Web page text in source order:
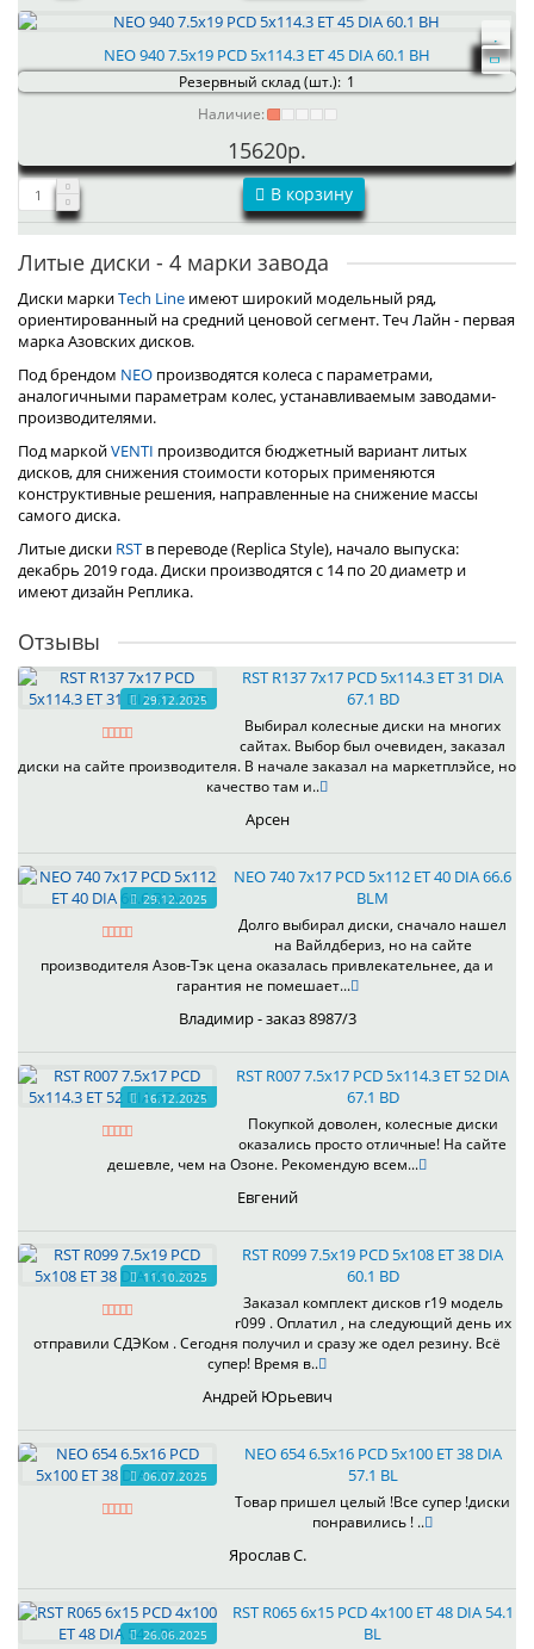
NEO 940 7.5x19 PCD 5x114.3 ET 45 DIA 60.1 BH
Резервный склад (шт.): 1
Наличие:
15620р.
В корзину
Литые диски - 4 марки завода
Диски маркиTech Line имеют широкий модельный ряд,
ориентированный на средний ценовой сегмент. Теч Лайн - первая
марка Азовских дисков.
Под брендом NEO производятся колеса с параметрами,
аналогичными параметрам колес, устанавливаемым заводами-
производителями.
Под маркойVENTI производится бюджетный вариант литых
дисков, для снижения стоимости которых применяются
конструктивные решения, направленные на снижение массы
самого диска.
Литые диски RST в переводе (Replica Style), начало выпуска:
декабрь 2019 года. Диски производятся с 14 по 20 диаметр и
имеют дизайн Реплика.
Отзывы
29.12.2025
RST R137 7x17 PCD 5x114.3 ET 31 DIA
67.1 BD
Выбирал колесные диски на многих
сайтах. Выбор был очевиден, заказал
диски на сайте производителя. В начале заказал на маркетплэйсе, но
качество там и..
Арсен
29.12.2025
NEO 740 7x17 PCD 5x112 ET 40 DIA 66.6
BLM
Долго выбирал диски, сначало нашел
на Вайлдбериз, но на сайте
производителя Азов-Тэк цена оказалась привлекательнее, да и
гарантия не помешает...
Владимир - заказ 8987/3
16.12.2025
RST R007 7.5x17 PCD 5x114.3 ET 52 DIA
67.1 BD
Покупкой доволен, колесные диски
оказались просто отличные! На сайте
дешевле, чем на Озоне. Рекомендую всем...
Евгений
11.10.2025
RST R099 7.5x19 PCD 5x108 ET 38 DIA
60.1 BD
Заказал комплект дисков r19 модель
r099 . Оплатил , на следующий день их
отправили СДЭКом . Сегодня получил и сразу же одел резину. Всё
супер! Время в..
Андрей Юрьевич
06.07.2025
NEO 654 6.5x16 PCD 5x100 ET 38 DIA
57.1 BL
Товар пришел целый !Все супер !диски
понравились ! ..
Ярослав С.
26.06.2025
RST R065 6x15 PCD 4x100 ET 48 DIA 54.1
BL